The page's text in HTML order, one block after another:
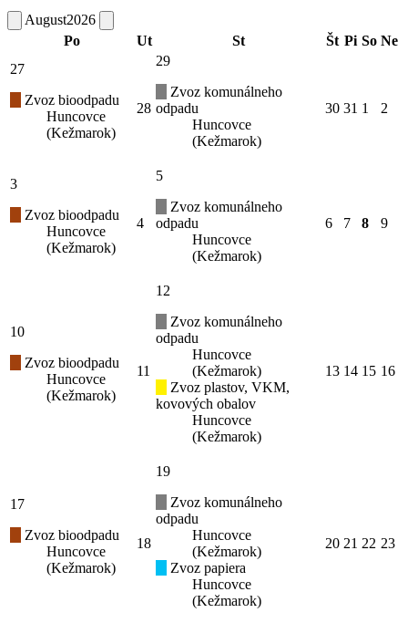
August2026
Po
Ut St Št Pi So Ne
27
Zvoz bioodpadu
Huncovce
(Kežmarok)
28
29
Zvoz komunálneho
odpadu
Huncovce
(Kežmarok)
30 31 1 2
3
Zvoz bioodpadu
Huncovce
(Kežmarok)
4
5
Zvoz komunálneho
odpadu
Huncovce
(Kežmarok)
6 7 8 9
10
Zvoz bioodpadu
Huncovce
(Kežmarok)
11
12
Zvoz komunálneho
odpadu
Huncovce
(Kežmarok)
Zvoz plastov, VKM,
kovových obalov
Huncovce
(Kežmarok)
13 14 15 16
17
Zvoz bioodpadu
Huncovce
(Kežmarok)
18
19
Zvoz komunálneho
odpadu
Huncovce
(Kežmarok)
Zvoz papiera
Huncovce
(Kežmarok)
20 21 22 23